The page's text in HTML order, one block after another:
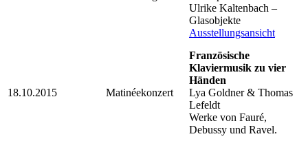
Ulrike Kaltenbach –
Glasobjekte
Ausstellungsansicht
18.10.2015 Matinéekonzert
Französische
Klaviermusik zu vier
Händen
Lya Goldner & Thomas
Lefeldt
Werke von Fauré,
Debussy und Ravel.